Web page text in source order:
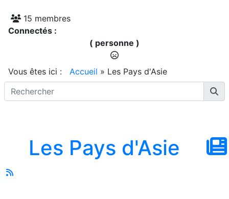
15 membres
Connectés :
( personne )
Vous êtes ici : Accueil » Les Pays d'Asie
Les Pays d'Asie